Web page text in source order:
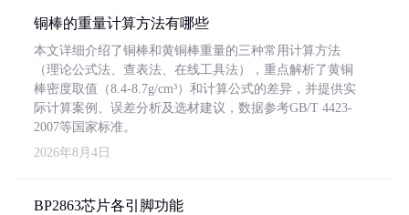
铜棒的重量计算方法有哪些
本文详细介绍了铜棒和黄铜棒重量的三种常用计算方法
（理论公式法、查表法、在线工具法），重点解析了黄铜
棒密度取值（8.4-8.7g/cm³）和计算公式的差异，并提供实
际计算案例、误差分析及选材建议，数据参考GB/T 4423-
2007等国家标准。
2026年8月4日
BP2863芯片各引脚功能